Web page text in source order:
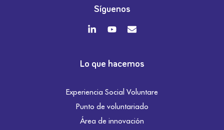
Síguenos
Lo que hacemos
Experiencia Social Voluntare
Punto de voluntariado
Área de innovación